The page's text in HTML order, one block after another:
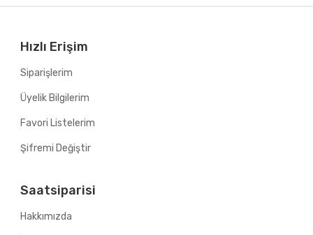
Hızlı Erişim
Siparişlerim
Üyelik Bilgilerim
Favori Listelerim
Şifremi Değiştir
Saatsiparisi
Hakkımızda